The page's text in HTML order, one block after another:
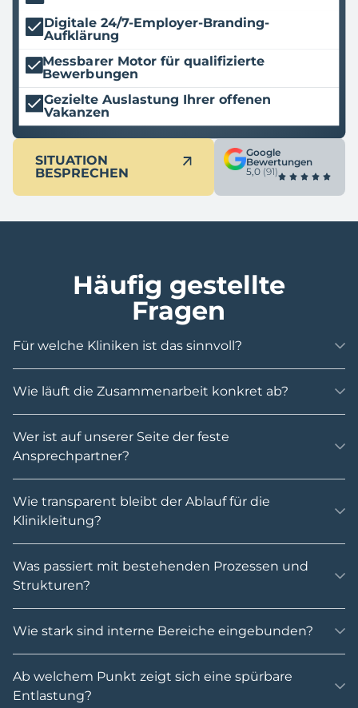
Digitale 24/7-Employer-Branding-
Aufklärung
Messbarer Motor für qualifizierte
Bewerbungen
Gezielte Auslastung Ihrer offenen
Vakanzen
SITUATION
BESPRECHEN
Google
Bewertungen
5,0 (91)
Häufig gestellte
Fragen
Für welche Kliniken ist das sinnvoll?
Wie läuft die Zusammenarbeit konkret ab?
Wer ist auf unserer Seite der feste
Ansprechpartner?
Wie transparent bleibt der Ablauf für die
Klinikleitung?
Was passiert mit bestehenden Prozessen und
Strukturen?
Wie stark sind interne Bereiche eingebunden?
Ab welchem Punkt zeigt sich eine spürbare
Entlastung?